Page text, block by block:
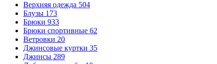
Верхняя одежда 504
Блузы 173
Брюки 933
Брюки спортивные 62
Ветровки 20
Джинсовые куртки 35
Джинсы 289